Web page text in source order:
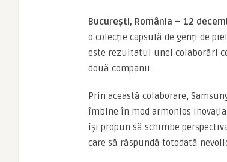
București, România – 12
o colecție capsulă de genți de
este rezultatul unei colaborări
două companii.
Prin această colaborare,
îmbine în mod armonios
își propun să schimbe
care să răspundă totodată